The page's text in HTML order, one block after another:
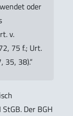
oder
v.
75 f.; Urt.
35, 38).“
Der BGH